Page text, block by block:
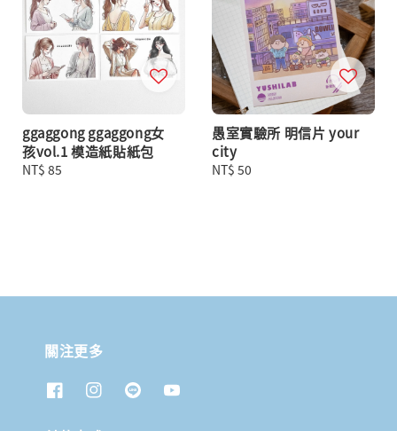
ggaggong ggaggong女
孩vol.1 模造紙貼紙包
Regular
NT$ 85
愚室實驗所 明信片 your
city
Regular
NT$ 50
關注更多